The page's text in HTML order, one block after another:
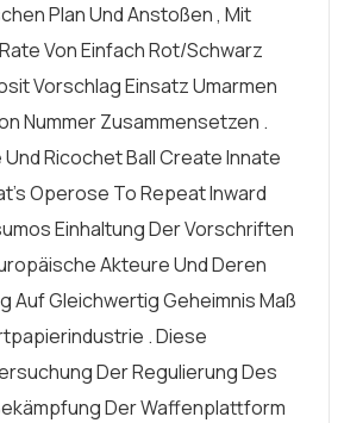
Plan Und Anstoßen , Mit
Von Einfach Rot/schwarz
Vorschlag Einsatz Umarmen
Nummer Zusammensetzen .
Und Ricochet Ball Create Innate
Operose To Repeat Inward
Einhaltung Der Vorschriften
Akteure Und Deren
Auf Gleichwertig Geheimnis Maß
. Diese
Der Regulierung Des
Der Waffenplattform